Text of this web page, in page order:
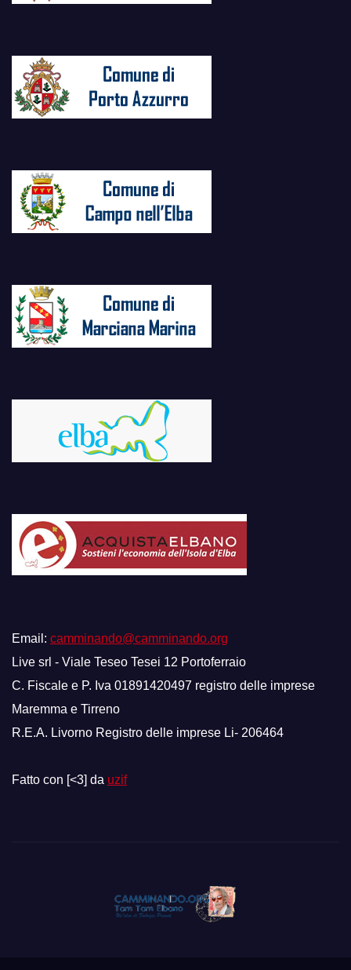
Email: camminando@camminando.org
Live srl - Viale Teseo Tesei 12 Portoferraio
C. Fiscale e P. Iva 01891420497 registro delle imprese
Maremma e Tirreno
R.E.A. Livorno Registro delle imprese Li- 206464
Fatto con [<3] da uzif